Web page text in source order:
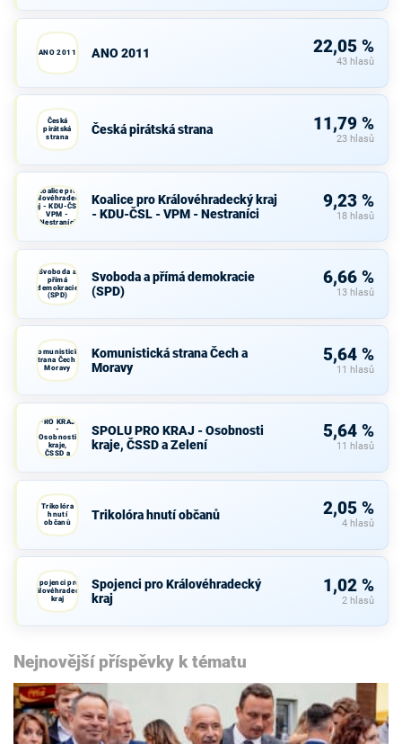
ANO 2011 ANO 2011 22,05 %
43 hlasů
Česká
pirátská
strana
Česká pirátská strana 11,79 %
23 hlasů
Koalice pro
Královéhradecký
kraj - KDU-ČSL -
VPM -
Nestraníci
Koalice pro Královéhradecký kraj
- KDU-ČSL - VPM - Nestraníci
9,23 %
18 hlasů
Svoboda a
přímá
demokracie
(SPD)
Svoboda a přímá demokracie
(SPD)
6,66 %
13 hlasů
Komunistická
strana Čech a
Moravy
Komunistická strana Čech a
Moravy
5,64 %
11 hlasů
PRO KRAJ
-
Osobnosti
kraje,
ČSSD a
Zelení
SPOLU PRO KRAJ - Osobnosti
kraje, ČSSD a Zelení
5,64 %
11 hlasů
Trikolóra
hnutí
občanů
Trikolóra hnutí občanů 2,05 %
4 hlasů
Spojenci pro
Královéhradecký
kraj
Spojenci pro Královéhradecký
kraj
1,02 %
2 hlasů
Nejnovější příspěvky k tématu